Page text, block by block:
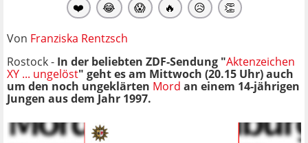
❤️ 😂 😱 🔥 😥 👏
Von Franziska Rentzsch
Rostock - In der beliebten ZDF-Sendung "Aktenzeichen
XY ... ungelöst" geht es am Mittwoch (20.15 Uhr) auch
um den noch ungeklärten Mord an einem 14-jährigen
Jungen aus dem Jahr 1997.